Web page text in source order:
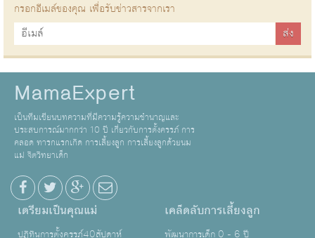
กรอกอีเมล์ของคุณ เพื่อรับข่าวสารจากเรา
MamaExpert
เป็นทีมเขียนบทความที่มีความรู้ความชำนาญและ
ประสบการณ์มากกว่า 10 ปี เกี่ยวกับการตั้งครรภ์ การ
คลอด ทารกแรกเกิด การเลี้ยงลูก การเลี้ยงลูกด้วยนม
แม่ จิตวิทยาเด็ก
เตรียมเป็นคุณแม่
ปฏิทินการตั้งครรภ์40สัปดาห์
เคล็ดลับการเลี้ยงลูก
พัฒนาการเด็ก 0 - 6 ปี